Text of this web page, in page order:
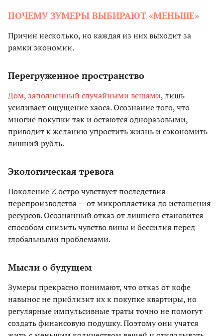
ПОЧЕМУ ЗУМЕРЫ ВЫБИРАЮТ «МЕНЬШЕ»
Причин несколько, но каждая из них выходит за
рамки экономии.
Перегруженное пространство
Дом, заполненный случайными вещами, лишь
усиливает ощущение хаоса. Осознание того, что
многие покупки так и остаются одноразовыми,
приводит к желанию упростить жизнь и сэкономить
лишний рубль.
Экологическая тревога
Поколение Z остро чувствует последствия
перепроизводства — от микропластика до истощения
ресурсов. Осознанный отказ от лишнего становится
способом снизить чувство вины и бессилия перед
глобальными проблемами.
Мысли о будущем
Зумеры прекрасно понимают, что отказ от кофе
навынос не приблизит их к покупке квартиры, но
регулярные импульсивные траты точно не помогут
создать финансовую подушку. Поэтому они учатся